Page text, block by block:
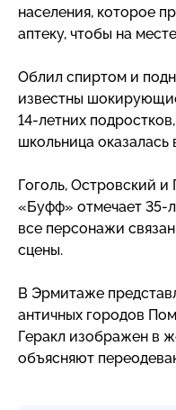
населения, которое
аптеку, чтобы на
Облил спиртом и
известны
14-летних
школьница оказалась
Гоголь, Островский
«Буфф» отмечает 35-
все персонажи
сцены.
В Эрмитаже
античных городов
Геракл изображен в
объясняют